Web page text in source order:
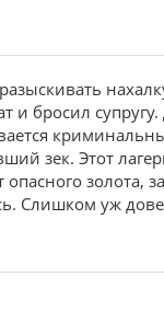
и бросил
зек. Этот
уж